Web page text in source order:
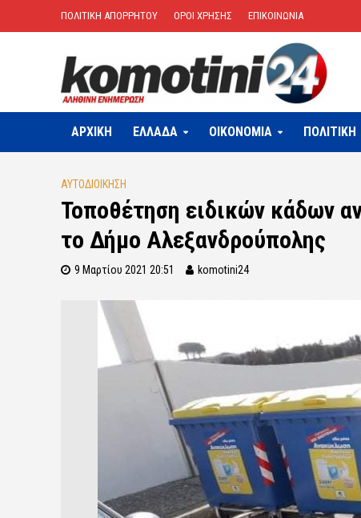
ΠΟΛΙΤΙΚΗ ΑΠΟΡΡΗΤΟΥ ΟΡΟΙ ΧΡΗΣΗΣ ΕΠΙΚΟΙΝΩΝΙΑ
ΑΡΧΙΚΗ ΕΛΛΑΔΑ OIKONOMIA ΠΟΛΙΤΙΚΗ
ΑΥΤΟΔΙΟΙΚΗΣΗ
Τοποθέτηση ειδικών κάδων
το Δήμο Αλεξανδρούπολης
9 Μαρτίου 2021 20:51 komotini24